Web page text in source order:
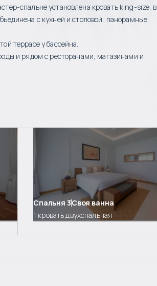
спальне установлена кровать king-size, в
с кухней и столовой, панорамные
террасе у бассейна.
и рядом с ресторанами, магазинами и
Спальня 3Своя ванна
1 кровать двухспальная